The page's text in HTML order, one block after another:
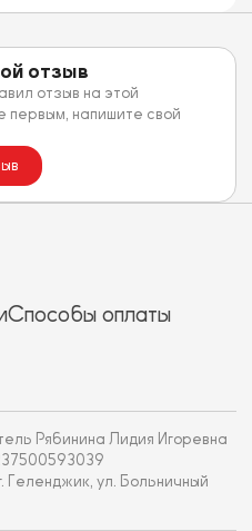
отзыв
отзыв на этой
первым, напишите свой
Способы оплаты
Рябинина Лидия Игоревна
Геленджик, ул. Больничный